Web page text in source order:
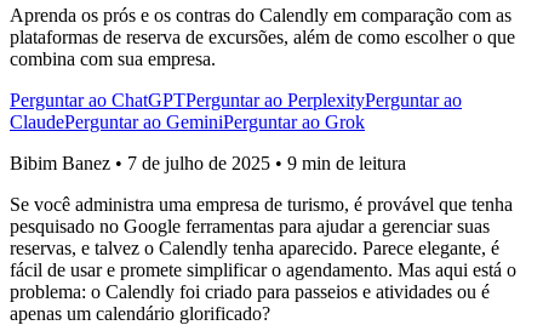
Aprenda os prós e os contras do Calendly em comparação com as
plataformas de reserva de excursões, além de como escolher o que
combina com sua empresa.
Perguntar ao ChatGPTPerguntar ao PerplexityPerguntar ao
ClaudePerguntar ao GeminiPerguntar ao Grok
Bibim Banez • 7 de julho de 2025 • 9 min de leitura
Se você administra uma empresa de turismo, é provável que tenha
pesquisado no Google ferramentas para ajudar a gerenciar suas
reservas, e talvez o Calendly tenha aparecido. Parece elegante, é
fácil de usar e promete simplificar o agendamento. Mas aqui está o
problema: o Calendly foi criado para passeios e atividades ou é
apenas um calendário glorificado?